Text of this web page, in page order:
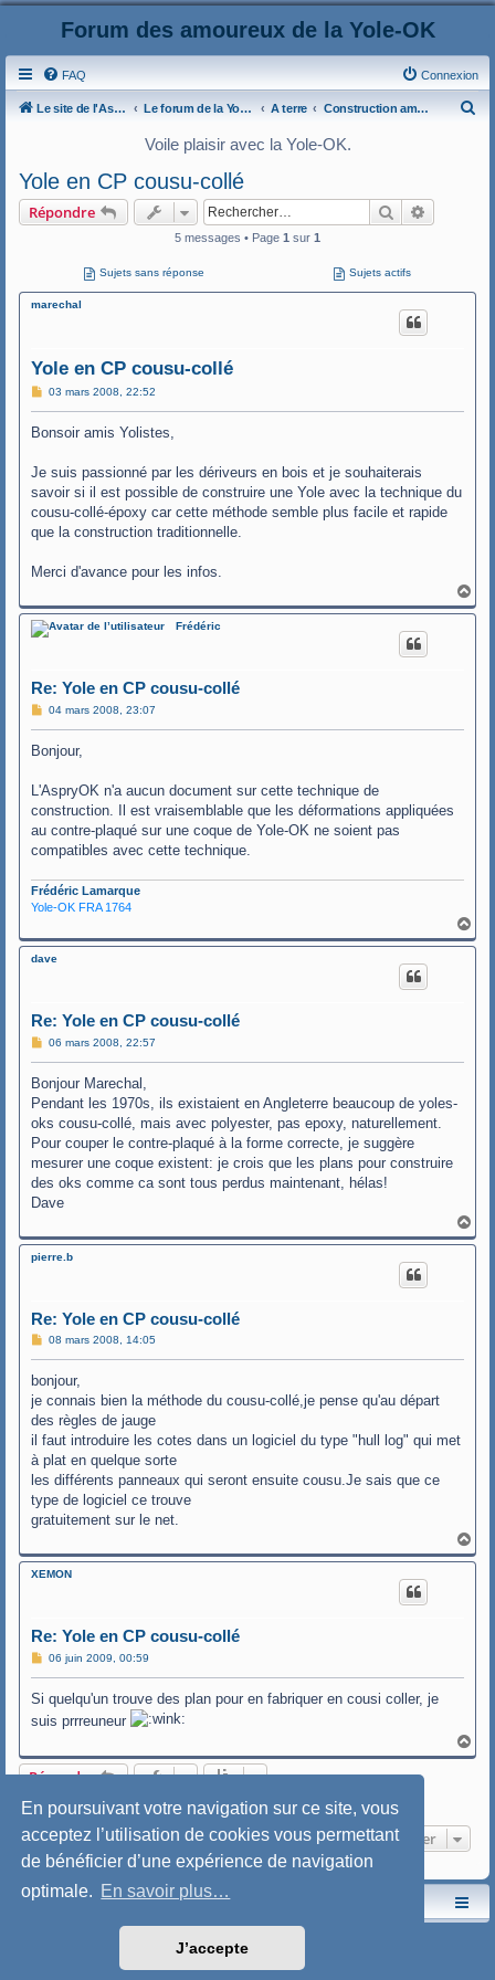
En poursuivant votre navigation sur ce site, vous
acceptez l’utilisation de cookies vous permettant
de bénéficier d’une expérience de navigation
optimale. En savoir plus…
J’accepte
Forum des amoureux de la Yole-OK
FAQ Connexion
Le site de l'AspryOK Le forum de la Yole-OK A terre Construction amateur
Voile plaisir avec la Yole-OK.
Yole en CP cousu-collé
Répondre Rechercher
5 messages • Page 1 sur 1
Sujets sans réponse Sujets actifs
marechal
Yole en CP cousu-collé
M
s
e
03 mars 2008, 22:52
Bonsoir amis Yolistes,
Je suis passionné par les dériveurs en bois et je souhaiterais
savoir si il est possible de construire une Yole avec la technique du
cousu-collé-époxy car cette méthode semble plus facile et rapide
que la construction traditionnelle.
Merci d'avance pour les infos.
a
u
Frédéric
Re: Yole en CP cousu-collé
M
s
e
04 mars 2008, 23:07
Bonjour,
L'AspryOK n'a aucun document sur cette technique de
construction. Il est vraisemblable que les déformations appliquées
au contre-plaqué sur une coque de Yole-OK ne soient pas
compatibles avec cette technique.
Frédéric Lamarque
Yole-OK FRA 1764
a
u
dave
Re: Yole en CP cousu-collé
M
s
g
e
06 mars 2008, 22:57
Bonjour Marechal,
Pendant les 1970s, ils existaient en Angleterre beaucoup de yoles-
oks cousu-collé, mais avec polyester, pas epoxy, naturellement.
Pour couper le contre-plaqué à la forme correcte, je suggère
mesurer une coque existent: je crois que les plans pour construire
des oks comme ca sont tous perdus maintenant, hélas!
Dave
a
u
pierre.b
Re: Yole en CP cousu-collé
M
s
g
e
08 mars 2008, 14:05
bonjour,
je connais bien la méthode du cousu-collé,je pense qu'au départ
des règles de jauge
il faut introduire les cotes dans un logiciel du type "hull log" qui met
à plat en quelque sorte
les différents panneaux qui seront ensuite cousu.Je sais que ce
type de logiciel ce trouve
gratuitement sur le net.
a
u
XEMON
Re: Yole en CP cousu-collé
M
s
g
06 juin 2009, 00:59
Si quelqu'un trouve des plan pour en fabriquer en cousi coller, je
suis prrreuneur
a
Répondre
5 messages • Page1sur1
Aller
Le site de l'AspryOK Le forum de la Yole-OK
Traduction française officielle
Style: SoftBlue by Joyce&LunaphpBB-Style-Design